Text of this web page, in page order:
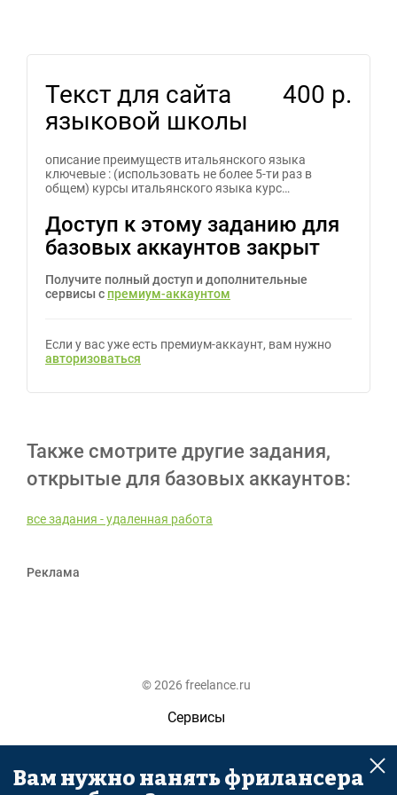
Текст для сайта
языковой школы
400 р.
описание преимуществ итальянского языка
ключевые : (использовать не более 5-ти раз в
общем) курсы итальянского языка курс…
Доступ к этому заданию для
базовых аккаунтов закрыт
Получите полный доступ и дополнительные
сервисы с премиум-аккаунтом
Если у вас уже есть премиум-аккаунт, вам нужно
авторизоваться
Также смотрите другие задания,
открытые для базовых аккаунтов:
все задания - удаленная работа
Реклама
© 2026 freelance.ru
Сервисы
Помощь
Поиск
Вам нужно нанять фрилансера